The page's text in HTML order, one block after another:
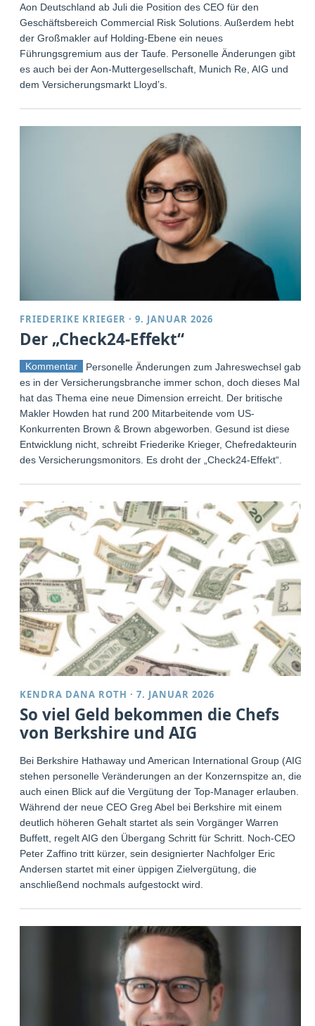
Aon Deutschland ab Juli die Position des CEO für den
Geschäftsbereich Commercial Risk Solutions. Außerdem hebt
der Großmakler auf Holding-Ebene ein neues
Führungsgremium aus der Taufe. Personelle Änderungen gibt
es auch bei der Aon-Muttergesellschaft, Munich Re, AIG und
dem Versicherungsmarkt Lloyd’s.
FRIEDERIKE KRIEGER ·9. JANUAR 2026
Der „Check24-Effekt“
Kommentar
Personelle Änderungen zum Jahreswechsel gab
es in der Versicherungsbranche immer schon, doch dieses Mal
hat das Thema eine neue Dimension erreicht. Der britische
Makler Howden hat rund 200 Mitarbeitende vom US-
Konkurrenten Brown & Brown abgeworben. Gesund ist diese
Entwicklung nicht, schreibt Friederike Krieger, Chefredakteurin
des Versicherungsmonitors. Es droht der „Check24-Effekt“.
KENDRA DANA ROTH ·7. JANUAR 2026
So viel Geld bekommen die Chefs
von Berkshire und AIG
Bei Berkshire Hathaway und American International Group (AIG)
stehen personelle Veränderungen an der Konzernspitze an, die
auch einen Blick auf die Vergütung der Top-Manager erlauben.
Während der neue CEO Greg Abel bei Berkshire mit einem
deutlich höheren Gehalt startet als sein Vorgänger Warren
Buffett, regelt AIG den Übergang Schritt für Schritt. Noch-CEO
Peter Zaffino tritt kürzer, sein designierter Nachfolger Eric
Andersen startet mit einer üppigen Zielvergütung, die
anschließend nochmals aufgestockt wird.